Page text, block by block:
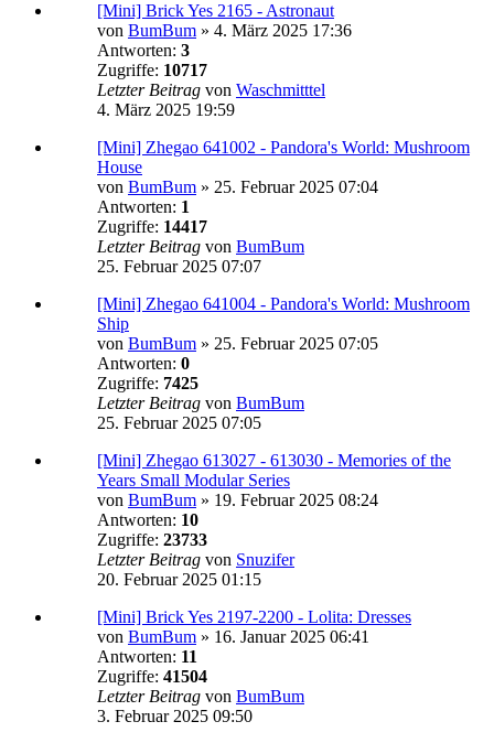
[Mini] Brick Yes 2165 - Astronaut
von BumBum » 4. März 2025 17:36
Antworten: 3
Zugriffe: 10717
Letzter Beitrag von Waschmitttel
4. März 2025 19:59
[Mini] Zhegao 641002 - Pandora's World: Mushroom
House
von BumBum » 25. Februar 2025 07:04
Antworten: 1
Zugriffe: 14417
Letzter Beitrag von BumBum
25. Februar 2025 07:07
[Mini] Zhegao 641004 - Pandora's World: Mushroom
Ship
von BumBum » 25. Februar 2025 07:05
Antworten: 0
Zugriffe: 7425
Letzter Beitrag von BumBum
25. Februar 2025 07:05
[Mini] Zhegao 613027 - 613030 - Memories of the
Years Small Modular Series
von BumBum » 19. Februar 2025 08:24
Antworten: 10
Zugriffe: 23733
Letzter Beitrag von Snuzifer
20. Februar 2025 01:15
[Mini] Brick Yes 2197-2200 - Lolita: Dresses
von BumBum » 16. Januar 2025 06:41
Antworten: 11
Zugriffe: 41504
Letzter Beitrag von BumBum
3. Februar 2025 09:50